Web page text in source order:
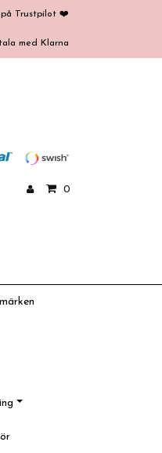
på Trustpilot ❤️
med Klarna
0